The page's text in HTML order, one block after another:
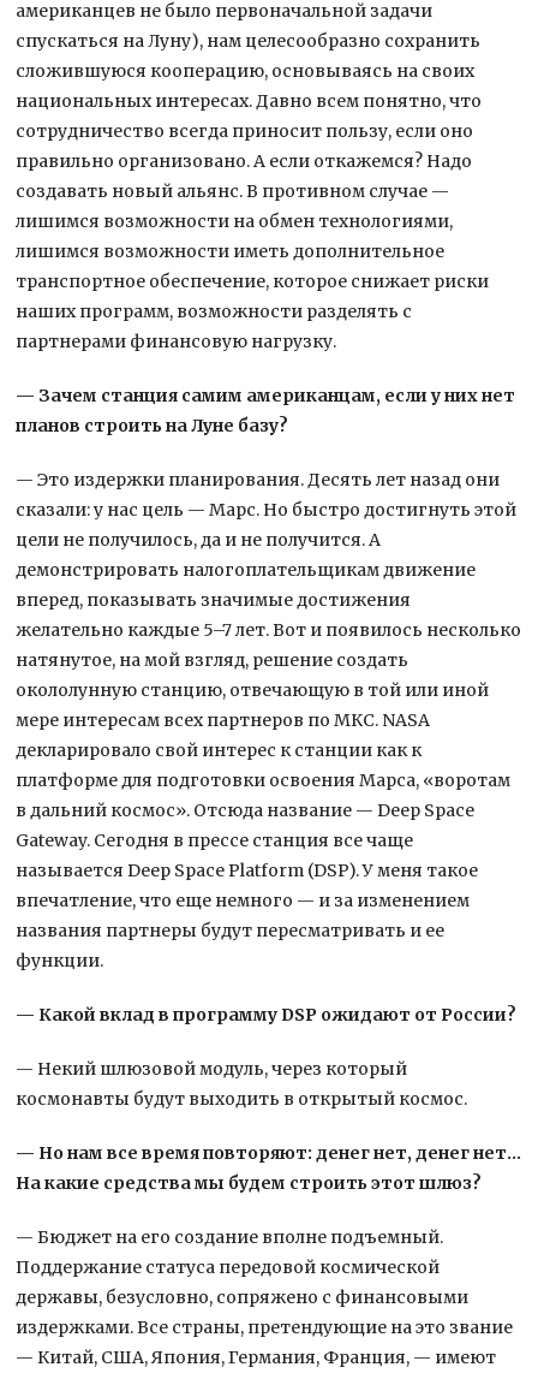
американцев не было первоначальной задачи
спускаться на Луну), нам целесообразно сохранить
сложившуюся кооперацию, основываясь на своих
национальных интересах. Давно всем понятно, что
сотрудничество всегда приносит пользу, если оно
правильно организовано. А если откажемся? Надо
создавать новый альянс. В противном случае —
лишимся возможности на обмен технологиями,
лишимся возможности иметь дополнительное
транспортное обеспечение, которое снижает риски
наших программ, возможности разделять с
партнерами финансовую нагрузку.
— Зачем станция самим американцам, если у них нет
планов строить на Луне базу?
— Это издержки планирования. Десять лет назад они
сказали: у нас цель — Марс. Но быстро достигнуть этой
цели не получилось, да и не получится. А
демонстрировать налогоплательщикам движение
вперед, показывать значимые достижения
желательно каждые 5–7 лет. Вот и появилось несколько
натянутое, на мой взгляд, решение создать
окололунную станцию, отвечающую в той или иной
мере интересам всех партнеров по МКС. NASA
декларировало свой интерес к станции как к
платформе для подготовки освоения Марса, «воротам
в дальний космос». Отсюда название — Deep Space
Gateway. Сегодня в прессе станция все чаще
называется Deep Space Platform (DSP). У меня такое
впечатление, что еще немного — и за изменением
названия партнеры будут пересматривать и ее
функции.
— Какой вклад в программу DSP ожидают от России?
— Некий шлюзовой модуль, через который
космонавты будут выходить в открытый космос.
— Но нам все время повторяют: денег нет, денег нет…
На какие средства мы будем строить этот шлюз?
— Бюджет на его создание вполне подъемный.
Поддержание статуса передовой космической
державы, безусловно, сопряжено с финансовыми
издержками. Все страны, претендующие на это звание
— Китай, США, Япония, Германия, Франция, — имеют